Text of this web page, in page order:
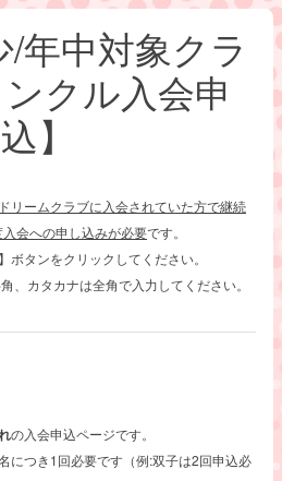
年中対象クラ
クル入会申
込】
リームクラブに 入会されていた方で継続
入会への申し込みが必要です。
タンをクリックしてください。
、カタカナは全角で入力してください。
の入会申込ページです。
につき1回必要です（例:双子は2回申込必